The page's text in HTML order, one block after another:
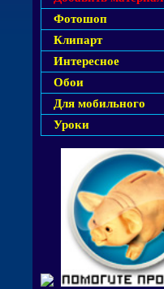
Фотошоп
Клипарт
Интересное
Обои
Для мобильного
Уроки